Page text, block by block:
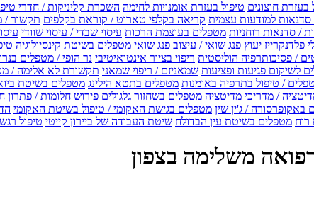
בעזרת חוצונים טיפול בעזרת אומנויות לחימה השכרת קליניקות / חדרי
סדנאות למודעות עצמית קריאה בקלפי טארוט / קוראת בקלפים תקשור /
/ סדנאות רוחניות מטפלים בעוצמת הרכות עיסוי שבדי / עיסוי שוודי
פלדנקרייז יעוץ פנג שואי / עיצוב פנג שואי מטפלים בשיטת קינסיולוגיה
/ פסיכותרפיה הוליסטית ריפוי בציור אינטואיטיבי נר הופי / מטפלים
לשיקום פגיעות ופציעות שמאניזם / ריפוי שמאני תקשורת לא אלימה /
/ טיפול בתרפיה באומנות מטפלים בתטא הילינג מטפלים בשיטת
/ מדריכי מדיטציה מטפלים בשחזור גלגולים פירוש חלומות / פתרון
באקופרסורה / ג'ין שין מטפלים בגישת האקומי / טיפול בשיטת האקומי
רוח מטפלים בשיטת עין הבדולח שיטת העבודה של ביירון קייטי טיפול
משלימה בצפון